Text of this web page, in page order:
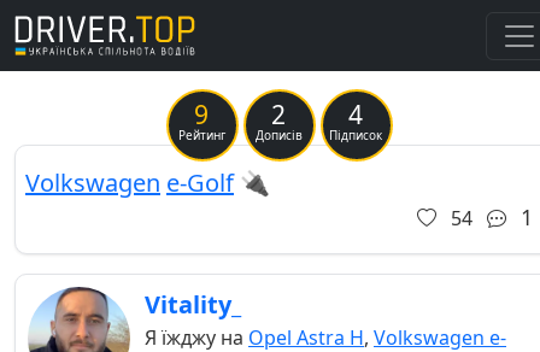
9
Рейтинг
2
Дописів
4
Підписок
Previous
Volkswagen e-Golf🔌
54 1
Vitality_
Я їжджу на Opel Astra H, Volkswagen e-